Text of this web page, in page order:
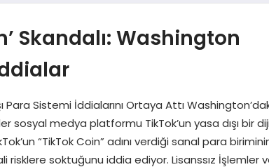
Skandalı: Washington
Para Sistemi İddialarını Ortaya Attı
sosyal medya platformu TikTok’un yasa dışı bir
“TikTok Coin” adını verdiği sanal para
soktuğunu iddia ediyor. Lisanssız İşlemler